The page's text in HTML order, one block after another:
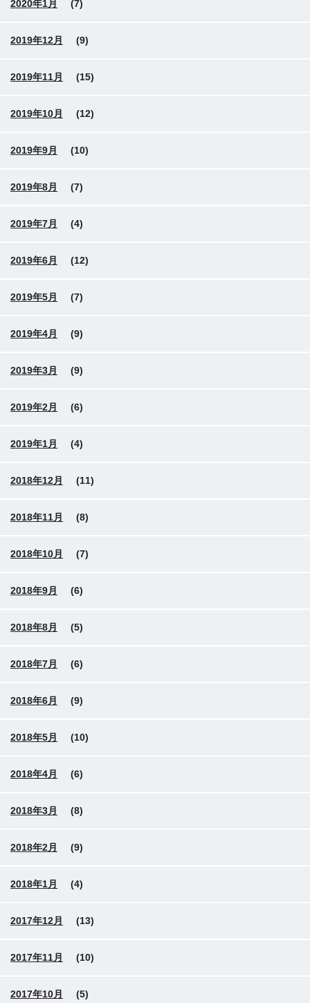
2020年1月 (7)
2019年12月 (9)
2019年11月 (15)
2019年10月 (12)
2019年9月 (10)
2019年8月 (7)
2019年7月 (4)
2019年6月 (12)
2019年5月 (7)
2019年4月 (9)
2019年3月 (9)
2019年2月 (6)
2019年1月 (4)
2018年12月 (11)
2018年11月 (8)
2018年10月 (7)
2018年9月 (6)
2018年8月 (5)
2018年7月 (6)
2018年6月 (9)
2018年5月 (10)
2018年4月 (6)
2018年3月 (8)
2018年2月 (9)
2018年1月 (4)
2017年12月 (13)
2017年11月 (10)
2017年10月 (5)